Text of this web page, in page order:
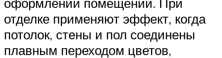
отделке применяют эффект, когда
потолок, стены и пол соединены
плавным переходом цветов,